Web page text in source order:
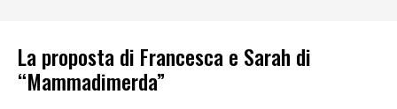
La proposta di Francesca e Sarah di
“Mammadimerda”